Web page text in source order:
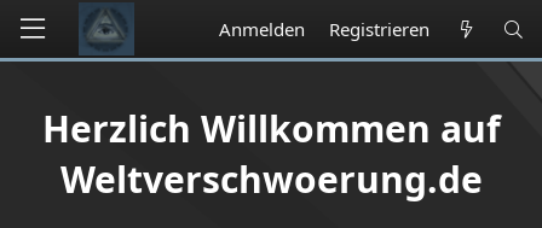
Anmelden Registrieren
Herzlich Willkommen auf
Weltverschwoerung.de